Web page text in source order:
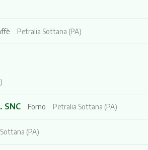
Petralia Sottana (PA)
SNC Forno Petralia Sottana (PA)
(PA)